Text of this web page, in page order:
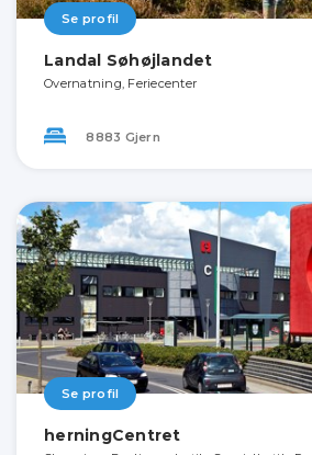
Se profil
Landal Søhøjlandet
Overnatning, Feriecenter
8883 Gjern
Se profil
herningCentret